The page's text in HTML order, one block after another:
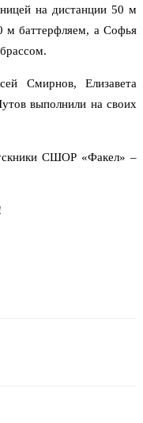
на дистанции 50 м
м баттерфляем, а Софья
Смирнов, Елизавета
выполнили на своих
СШОР «Факел» –